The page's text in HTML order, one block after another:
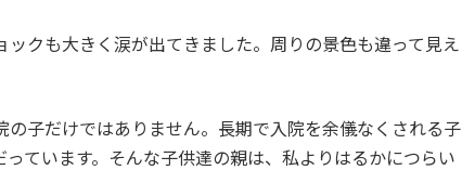
クも大きく涙が出てきました。周りの景色も違って見え
子だけではありません。長期で入院を余儀なくされる子
ています。そんな子供達の親は、私よりはるかにつらい